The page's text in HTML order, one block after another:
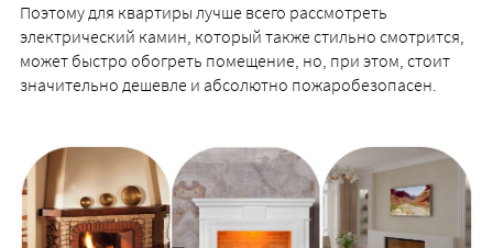
Поэтому для квартиры лучше всего рассмотреть
электрический камин, который также стильно смотрится,
может быстро обогреть помещение, но, при этом, стоит
значительно дешевле и абсолютно пожаробезопасен.